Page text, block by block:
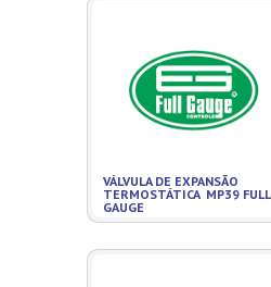
VÁLVULA DE EXPANSÃO
TERMOSTÁTICA MP39 FULL
GAUGE